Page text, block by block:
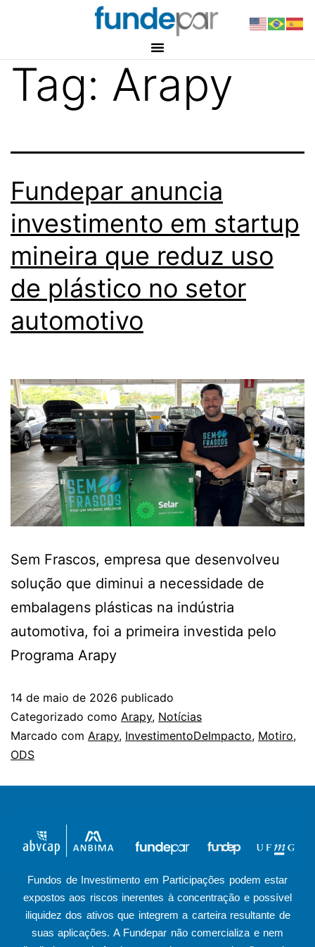
Tag: Arapy
Fundepar anuncia
investimento em startup
mineira que reduz uso
de plástico no setor
automotivo
Sem Frascos, empresa que desenvolveu
solução que diminui a necessidade de
embalagens plásticas na indústria
automotiva, foi a primeira investida pelo
Programa Arapy
14 de maio de 2026 publicado
Categorizado como Arapy, Notícias
Marcado com Arapy, InvestimentoDeImpacto, Motiro,
ODS
Fundos de Investimento em Participações podem estar
expostos aos riscos inerentes à concentração e possível
iliquidez dos ativos que integrem a carteira resultante de
suas aplicações. A Fundepar não comercializa e nem